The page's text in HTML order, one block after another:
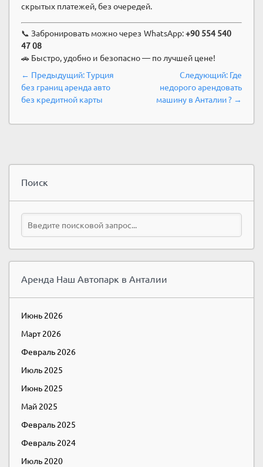
скрытых платежей, без очередей.
📞 Забронировать можно через WhatsApp:+90 554 540
47 08
🚗 Быстро, удобно и безопасно — по лучшей цене!
Навигация
по
записям
← Предыдущий:Предыдущий
пост:
Турция
без границ аренда авто
без кредитной карты
Следующий:
пост:
Где
недорого арендовать
машину в Анталии ? →
Поиск
Аренда Наш Автопарк в Анталии
Июнь 2026
Март 2026
Февраль 2026
Июль 2025
Июнь 2025
Май 2025
Февраль 2025
Февраль 2024
Июль 2020